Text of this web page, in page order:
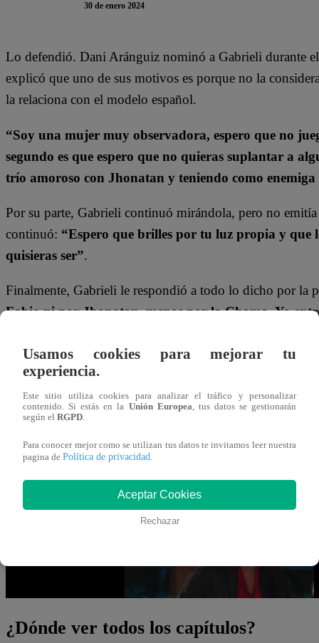
30 de enero 2024
Lo defendió. Dani Aránguiz nominó a Gabrieli durante
explicó que uno de sus motivos es porque no la
la relaciona con el modelo español.
“Soy una mujer muy observadora, espero que no
segundo es que espero que no quieras suplantar a
trío amoroso con Jhonatan y teniendo como
Por su parte, Gabrieli continuó mirándola, pero no
continuó: “Espero que brilles por tu luz propia y que
quisieras ser”.
Finalmente, Gabrieli le respondió a todo lo dicho por la
Fabio ni por Jhonatan, menos por la Chama. Yo
de Fabio, no porque eres conocida
“.
En el capítulo 85, se ve que los participantes serán
continúan entre Shirley y Arturo. La modelo peruana
Mira el momento que se vivió en “Tierra Brava”
¿Dónde ver todos los capítulos?
Usamos cookies para mejorar tu
experiencia.
Este sitio utiliza cookies para analizar el tráfico y personalizar
contenido. Si estás en la Unión Europea, tus datos se gestionarán
según el RGPD.
Para conocer mejor como se utilizan tus datos te invitamos leer nuestra
pagina de Política de privacidad.
Aceptar Cookies
Rechazar